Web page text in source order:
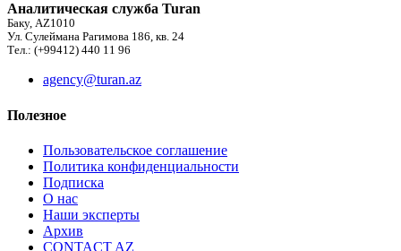
Аналитическая служба Turan
Баку, AZ1010
Ул. Сулеймана Рагимова 186, кв. 24
Тел.: (+99412) 440 11 96
agency@turan.az
Полезное
Пользовательское соглашение
Политика конфиденциальности
Подписка
О нас
Наши эксперты
Архив
CONTACT AZ